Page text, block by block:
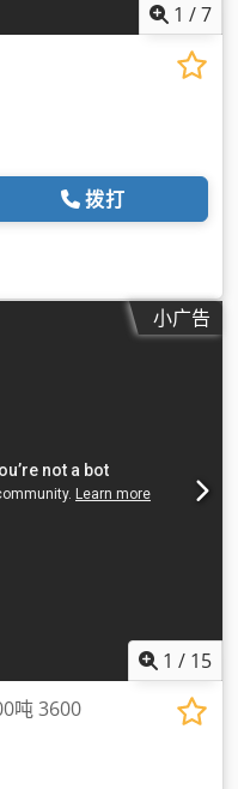
1 /7
拨打
小广告
1 / 15
吨 3600